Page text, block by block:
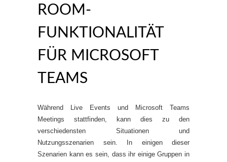
ROOM-
FUNKTIONALITÄT
FÜR MICROSOFT
TEAMS
Während Live Events und Microsoft Teams
Meetings stattfinden, kann dies zu den
verschiedensten Situationen und
Nutzungsszenarien sein. In einigen dieser
Szenarien kann es sein, dass ihr einige Gruppen in